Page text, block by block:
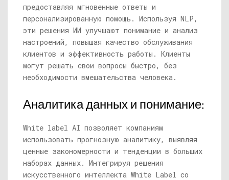
предоставляя мгновенные ответы и
персонализированную помощь. Используя NLP,
эти решения ИИ улучшают понимание и анализ
настроений, повышая качество обслуживания
клиентов и эффективность работы. Клиенты
могут решать свои вопросы быстро, без
необходимости вмешательства человека.
Аналитика данных и понимание:
White label AI позволяет компаниям
использовать прогнозную аналитику, выявляя
ценные закономерности и тенденции в больших
наборах данных. Интегрируя решения
искусственного интеллекта White Label со